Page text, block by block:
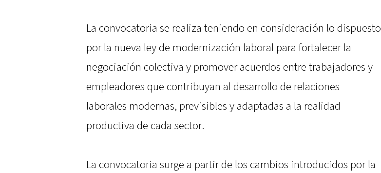
La convocatoria se realiza teniendo en consideración lo dispuesto
por la nueva ley de modernización laboral para fortalecer la
negociación colectiva y promover acuerdos entre trabajadores y
empleadores que contribuyan al desarrollo de relaciones
laborales modernas, previsibles y adaptadas a la realidad
productiva de cada sector.
La convocatoria surge a partir de los cambios introducidos por la